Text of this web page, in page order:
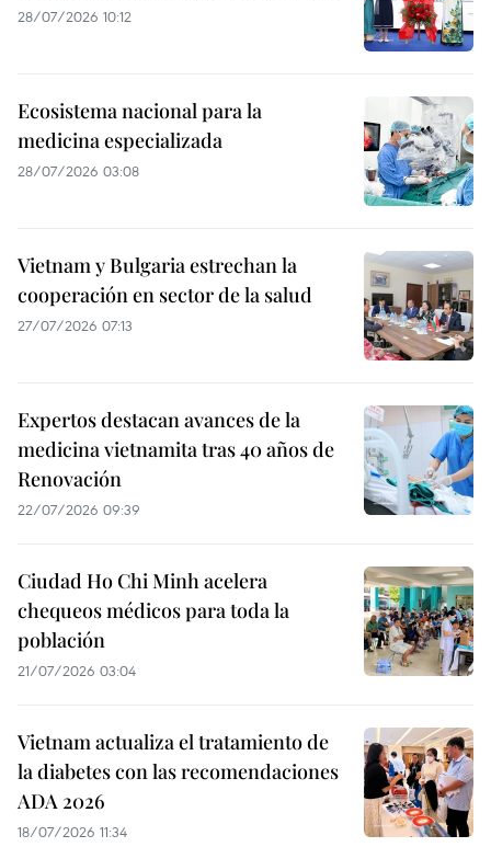
28/07/2026 10:12
Ecosistema nacional para la
medicina especializada
28/07/2026 03:08
Vietnam y Bulgaria estrechan la
cooperación en sector de la salud
27/07/2026 07:13
Expertos destacan avances de la
medicina vietnamita tras 40 años de
Renovación
22/07/2026 09:39
Ciudad Ho Chi Minh acelera
chequeos médicos para toda la
población
21/07/2026 03:04
Vietnam actualiza el tratamiento de
la diabetes con las recomendaciones
ADA 2026
18/07/2026 11:34